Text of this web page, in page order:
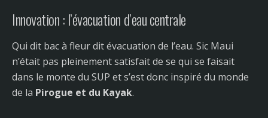
Innovation : l’évacuation d’eau centrale
Qui dit bac à fleur dit évacuation de l’eau. Sic Maui
n’était pas pleinement satisfait de se qui se faisait
dans le monte du SUP et s’est donc inspiré du monde
de la Pirogue et du Kayak.